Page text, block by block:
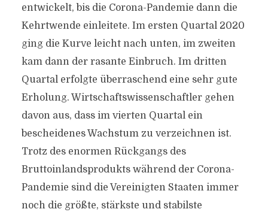
entwickelt, bis die Corona-Pandemie dann die
Kehrtwende einleitete. Im ersten Quartal 2020
ging die Kurve leicht nach unten, im zweiten
kam dann der rasante Einbruch. Im dritten
Quartal erfolgte überraschend eine sehr gute
Erholung. Wirtschaftswissenschaftler gehen
davon aus, dass im vierten Quartal ein
bescheidenes Wachstum zu verzeichnen ist.
Trotz des enormen Rückgangs des
Bruttoinlandsprodukts während der Corona-
Pandemie sind die Vereinigten Staaten immer
noch die größte, stärkste und stabilste